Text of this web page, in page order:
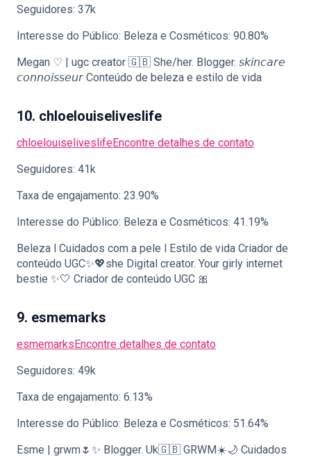
Seguidores: 37k
Interesse do Público: Beleza e Cosméticos: 90.80%
Megan ♡ | ugc creator 🇬🇧 She/her. Blogger. 𝘴𝘬𝘪𝘯𝘤𝘢𝘳𝘦
𝘤𝘰𝘯𝘯𝘰𝘪𝘴𝘴𝘦𝘶𝘳 Conteúdo de beleza e estilo de vida
10. chloelouiseliveslife
chloelouiseliveslifeEncontre detalhes de contato
Seguidores: 41k
Taxa de engajamento: 23.90%
Interesse do Público: Beleza e Cosméticos: 41.19%
Beleza l Cuidados com a pele l Estilo de vida Criador de
conteúdo UGC✨💖she Digital creator. Your girly internet
bestie ✨🤍 Criador de conteúdo UGC 🎀
9. esmemarks
esmemarksEncontre detalhes de contato
Seguidores: 49k
Taxa de engajamento: 6.13%
Interesse do Público: Beleza e Cosméticos: 51.64%
Esme | grwm🌷✨ Blogger. Uk🇬🇧 GRWM☀️🌙 Cuidados